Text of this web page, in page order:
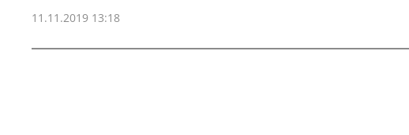
11.11.2019 13:18